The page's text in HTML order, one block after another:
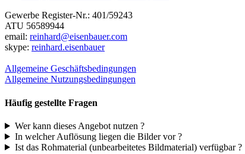
Gewerbe Register-Nr.: 401/59243
ATU 56589944
email: reinhard@eisenbauer.com
skype: reinhard.eisenbauer
Allgemeine Geschäftsbedingungen
Allgemeine Nutzungsbedingungen
Häufig gestellte Fragen
Wer kann dieses Angebot nutzen ?
In welcher Auflösung liegen die Bilder vor ?
Ist das Rohmaterial (unbearbeitetes Bildmaterial) verfügbar ?